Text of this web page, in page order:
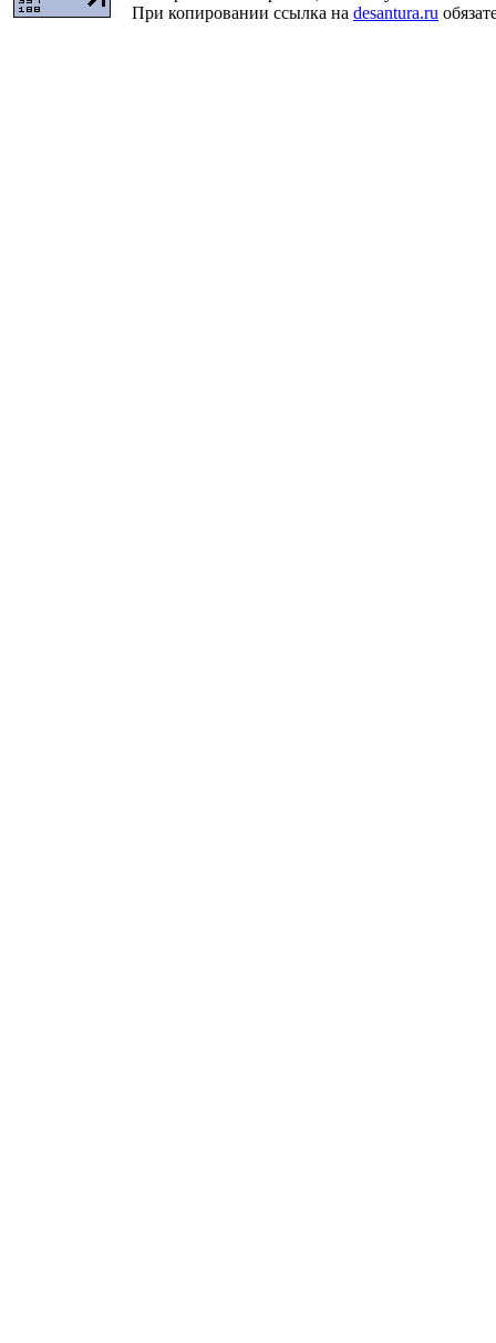
При копировании ссылка на desantura.ru